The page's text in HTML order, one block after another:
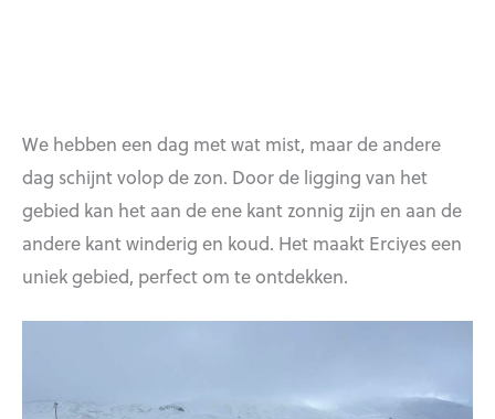
We hebben een dag met wat mist, maar de andere
dag schijnt volop de zon. Door de ligging van het
gebied kan het aan de ene kant zonnig zijn en aan de
andere kant winderig en koud. Het maakt Erciyes een
uniek gebied, perfect om te ontdekken.